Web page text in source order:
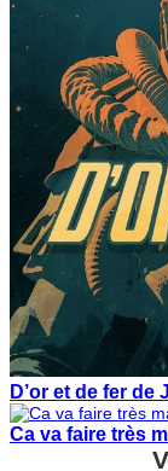
D’or et de fer de
Ca va faire très